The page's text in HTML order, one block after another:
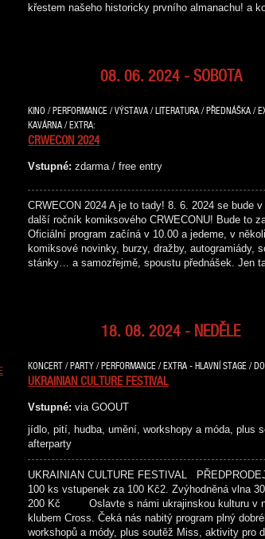
křestem našeho historicky prvního almanachu! a
08. 06. 2024 - SOBOTA
KINO / PERFORMANCE / VÝSTAVA / LITERATURA / PŘEDNÁŠKA /
KAVÁRNA / EXTRA:
CRWECON 2024
Vstupné: zdarma / free entry
CRWECON 2024 A je to tady! 8. 6. 2024 se bude
další ročník komiksového CRWECONU! Bude to
Oficiální program začíná v 10.00 a jedeme, v
komiksové novinky, burzy, dražby, autogramiády,
stánky… a samozřejmě, spoustu přednášek. Jen
18. 08. 2024 - NEDĚLE
KONCERT / PARTY / PERFORMANCE / EXTRA - HLAVNÍ STAGE /
UKRAINIAN CULTURE FESTIVAL
Vstupné: via GOOUT
jídlo, pití, hudba, umění, workshopy a móda, plus
afterparty
UKRAINIAN CULTURE FESTIVAL
100 ks vstupenek za 100 Kč2. Zvýhodněná vlna
200 Kč Oslavte s námi ukrajinskou kulturu v
klubem Cross. Čeká nás nabitý program plný
workshopů a módy, plus soutěž Miss, aktivity